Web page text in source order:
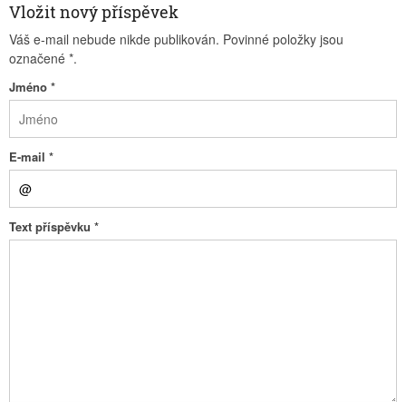
Vložit nový příspěvek
Váš e-mail nebude nikde publikován. Povinné položky jsou
označené *.
Jméno *
E-mail *
Text příspěvku *